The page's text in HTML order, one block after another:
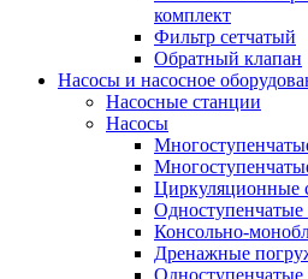
комплект
Фильтр сетчатый
Обратный клапан
Насосы и насосное
Насосные станции
Насосы
Циркуляционные
Консольно-
Дренажные
Одноступенчатые